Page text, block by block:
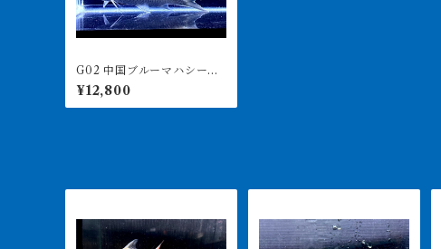
G02 中国ブルーマハシー
ル 13-15㎝前後 写真は同
ロット
¥12,800